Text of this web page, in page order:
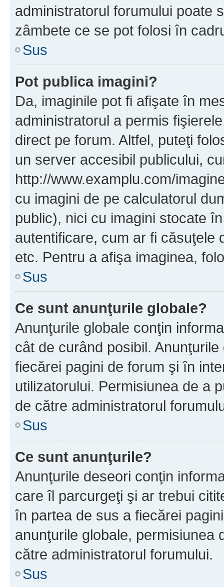
administratorul forumului poate
zâmbete ce se pot folosi în
Sus
Pot publica imagini?
Da, imaginile pot fi afişate în
administratorul a permis
direct pe forum. Altfel, puteţi
un server accesibil publicului,
http://www.examplu.com/
cu imagini de pe calculatorul
public), nici cu imagini stocate
autentificare, cum ar fi căsuţele
etc. Pentru a afişa imaginea,
Sus
Ce sunt anunţurile globale?
Anunţurile globale conţin
cât de curând posibil.
fiecărei pagini de forum şi în
utilizatorului. Permisiunea de a
de către administratorul
Sus
Ce sunt anunţurile?
Anunţurile deseori conţin
care îl parcurgeţi şi ar trebui
în partea de sus a fiecărei
anunţurile globale, permisiunea
către administratorul forumului.
Sus